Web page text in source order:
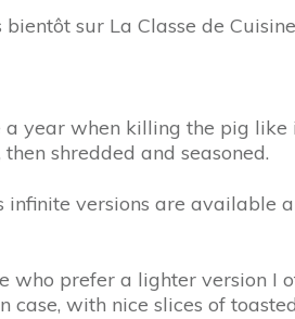
sur La Classe de
year when killing the pig
shredded and seasoned.
versions are available
who prefer a lighter version I
with nice slices of